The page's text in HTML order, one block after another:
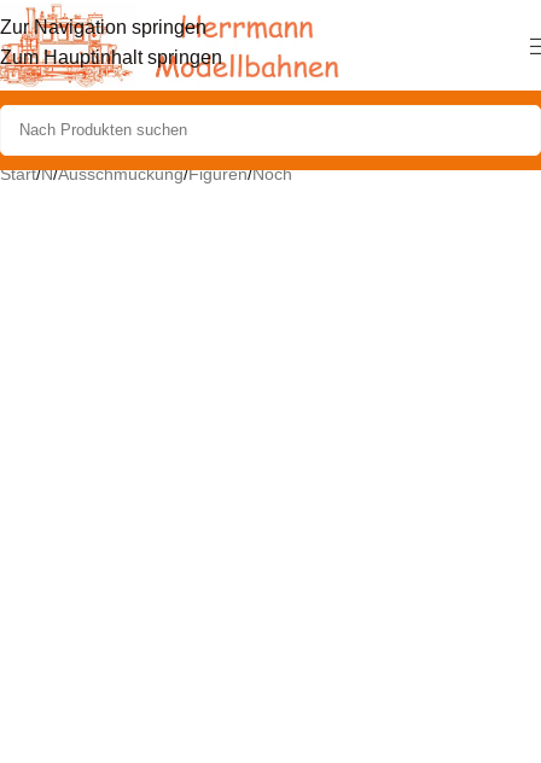
Zur Navigation springen
Zum Hauptinhalt springen
Start/N/Ausschmückung/Figuren/Noch